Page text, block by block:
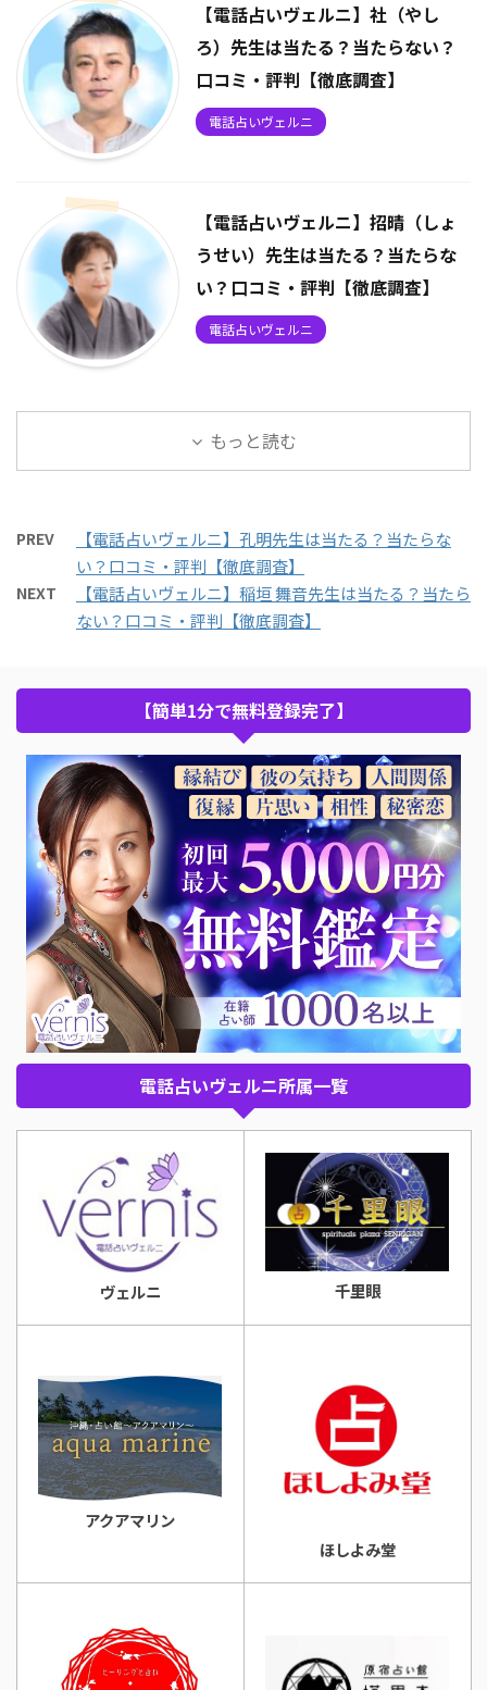
【電話占いヴェルニ】社（やし
ろ）先生は当たる？当たらない？
口コミ・評判【徹底調査】
電話占いヴェルニ
【電話占いヴェルニ】招晴（しょ
うせい）先生は当たる？当たらな
い？口コミ・評判【徹底調査】
電話占いヴェルニ
もっと読む
PREV
【電話占いヴェルニ】孔明先生は当たる？当たらな
い？口コミ・評判【徹底調査】
NEXT
【電話占いヴェルニ】稲垣 舞音先生は当たる？当たら
ない？口コミ・評判【徹底調査】
【簡単1分で無料登録完了】
電話占いヴェルニ所属一覧
ヴェルニ 千里眼
アクアマリン
ほしよみ堂